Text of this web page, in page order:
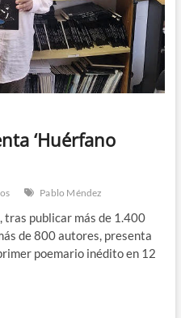
‘Huérfano
Pablo Méndez
tras publicar más de 1.400
de 800 autores, presenta
poemario inédito en 12